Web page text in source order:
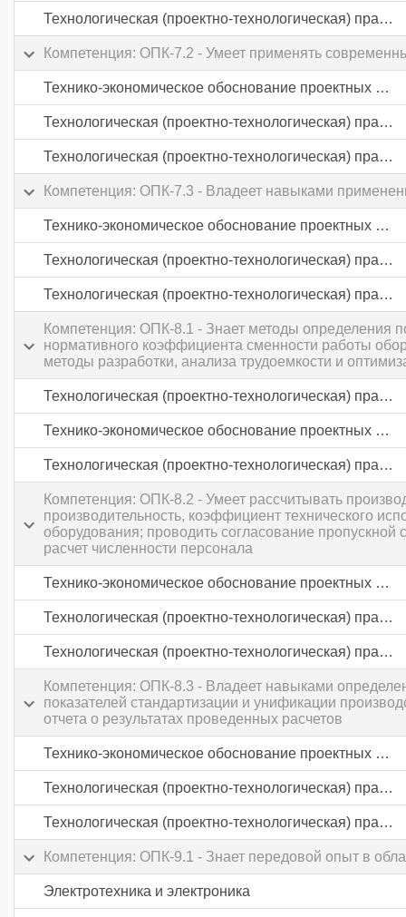
Технологическая (проектно-технологическая) практика
Компетенция: ОПК-7.2 - Умеет применять
Технико-экономическое обоснование проектных решений
Технологическая (проектно-технологическая) практика
Технологическая (проектно-технологическая) практика
Компетенция: ОПК-7.3 - Владеет навыками
Технико-экономическое обоснование проектных решений
Технологическая (проектно-технологическая) практика
Технологическая (проектно-технологическая) практика
Компетенция: ОПК-8.1 - Знает методы определения
нормативного коэффициента сменности работы
методы разработки, анализа трудоемкости и
Технологическая (проектно-технологическая) практика
Технико-экономическое обоснование проектных решений
Технологическая (проектно-технологическая) практика
Компетенция: ОПК-8.2 - Умеет рассчитывать
производительность, коэффициент технического
оборудования; проводить согласование
расчет численности персонала
Технико-экономическое обоснование проектных решений
Технологическая (проектно-технологическая) практика
Технологическая (проектно-технологическая) практика
Компетенция: ОПК-8.3 - Владеет навыками
показателей стандартизации и унификации
отчета о результатах проведенных расчетов
Технико-экономическое обоснование проектных решений
Технологическая (проектно-технологическая) практика
Технологическая (проектно-технологическая) практика
Компетенция: ОПК-9.1 - Знает передовой опыт в
Электротехника и электроника